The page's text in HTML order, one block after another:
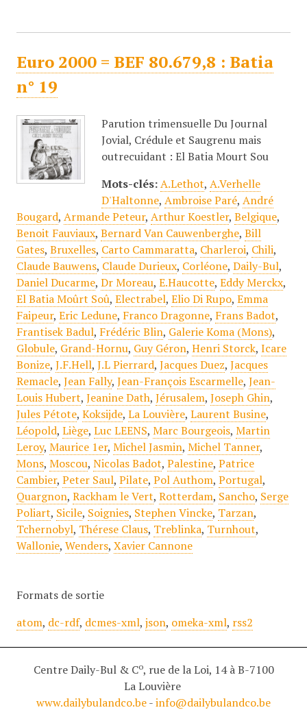
Euro 2000 = BEF 80.679,8 : Batia
n° 19
Parution trimensuelle Du Journal
Jovial, Crédule et Saugrenu mais
outrecuidant : El Batia Mourt Sou
Mots-clés: A.Lethot, A.Verhelle
D'Haltonne, Ambroise Paré, André
Bougard, Armande Peteur, Arthur Koestler, Belgique,
Benoit Fauviaux, Bernard Van Cauwenberghe, Bill
Gates, Bruxelles, Carto Cammaratta, Charleroi, Chili,
Claude Bauwens, Claude Durieux, Corléone, Daily-Bul,
Daniel Ducarme, Dr Moreau, E.Haucotte, Eddy Merckx,
El Batia Moûrt Soû, Electrabel, Elio Di Rupo, Emma
Faipeur, Eric Ledune, Franco Dragonne, Frans Badot,
Frantisek Badul, Frédéric Blin, Galerie Koma (Mons),
Globule, Grand-Hornu, Guy Géron, Henri Storck, Icare
Bonize, J.F.Hell, J.L Pierrard, Jacques Duez, Jacques
Remacle, Jean Fally, Jean-François Escarmelle, Jean-
Louis Hubert, Jeanine Dath, Jérusalem, Joseph Ghin,
Jules Pétote, Koksijde, La Louvière, Laurent Busine,
Léopold, Liège, Luc LEENS, Marc Bourgeois, Martin
Leroy, Maurice 1er, Michel Jasmin, Michel Tanner,
Mons, Moscou, Nicolas Badot, Palestine, Patrice
Cambier, Peter Saul, Pilate, Pol Authom, Portugal,
Quargnon, Rackham le Vert, Rotterdam, Sancho, Serge
Poliart, Sicile, Soignies, Stephen Vincke, Tarzan,
Tchernobyl, Thérese Claus, Treblinka, Turnhout,
Wallonie, Wenders, Xavier Cannone
Formats de sortie
atom, dc-rdf, dcmes-xml, json, omeka-xml, rss2
Centre Daily-Bul & Co, rue de la Loi, 14 à B-7100
La Louvière
www.dailybulandco.be-info@dailybulandco.be